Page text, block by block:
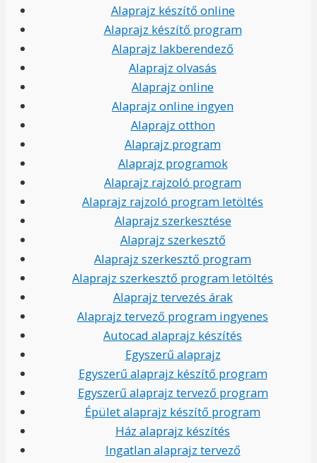
Alaprajz készítő online
Alaprajz készítő program
Alaprajz lakberendező
Alaprajz olvasás
Alaprajz online
Alaprajz online ingyen
Alaprajz otthon
Alaprajz program
Alaprajz programok
Alaprajz rajzoló program
Alaprajz rajzoló program letöltés
Alaprajz szerkesztése
Alaprajz szerkesztő
Alaprajz szerkesztő program
Alaprajz szerkesztő program letöltés
Alaprajz tervezés árak
Alaprajz tervező program ingyenes
Autocad alaprajz készítés
Egyszerű alaprajz
Egyszerű alaprajz készítő program
Egyszerű alaprajz tervező program
Épület alaprajz készítő program
Ház alaprajz készítés
Ingatlan alaprajz tervező